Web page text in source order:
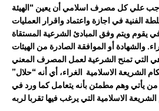
علي كل مصرف اسلامي أن يعين “الهيئة
الفنية في اجازة واعتماد واقرار العمليات
يقوم ويتم وفق المبادئ الشرعية المستقاة
والشهادة أو الموافقة الصادرة من الهيئات
التي تمنح الشرعية لعمل المصرف المعني
الشريعة الاسلامية الغراء، أي أنه “حلال”
يأتي وهم مطمئن بأنه يتعامل كما ورد في